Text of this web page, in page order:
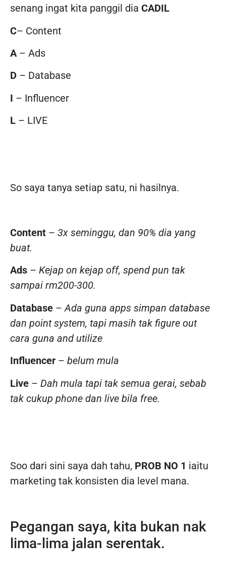
senang ingat kita panggil dia CADIL
C– Content
A– Ads
D – Database
I – Influencer
L – LIVE
So saya tanya setiap satu, ni hasilnya.
Content – 3x seminggu, dan 90% dia yang
buat.
Ads – Kejap on kejap off, spend pun tak
sampai rm200-300.
Database –Ada guna apps simpan database
dan point system, tapi masih tak figure out
cara guna and utilize
Influencer – belum mula
Live – Dah mula tapi tak semua gerai, sebab
tak cukup phone dan live bila free.
Soo dari sini saya dah tahu, PROB NO 1 iaitu
marketing tak konsisten dia level mana.
Pegangan saya, kita bukan nak
lima-lima jalan serentak.